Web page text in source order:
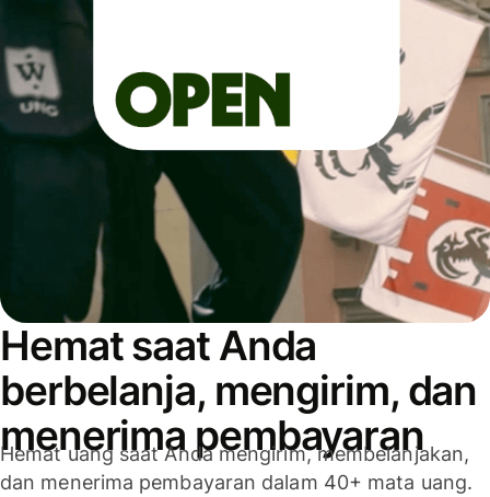
Hemat saat Anda
berbelanja, mengirim, dan
menerima pembayaran
Hemat uang saat Anda mengirim, membelanjakan,
dan menerima pembayaran dalam 40+ mata uang.